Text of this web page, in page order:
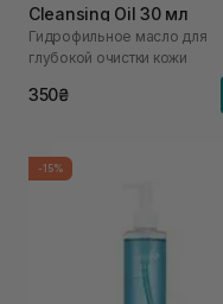
Cleansing Oil 30 мл
Гидрофильное масло для
глубокой очистки кожи
350₴
-15%